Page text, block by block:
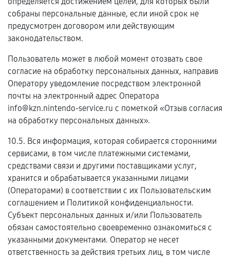
собраны персональные данные, если иной срок не
предусмотрен договором или действующим
законодательством.
Пользователь может в любой момент отозвать свое
согласие на обработку персональных данных, направив
Оператору уведомление посредством электронной
почты на электронный адрес Оператора
info@kzn.nintendo-service.ru с пометкой «Отзыв согласия
на обработку персональных данных».
10.5. Вся информация, которая собирается сторонними
сервисами, в том числе платежными системами,
средствами связи и другими поставщиками услуг,
хранится и обрабатывается указанными лицами
(Операторами) в соответствии с их Пользовательским
соглашением и Политикой конфиденциальности.
Субъект персональных данных и/или Пользователь
обязан самостоятельно своевременно ознакомиться с
указанными документами. Оператор не несет
ответственность за действия третьих лиц, в том числе